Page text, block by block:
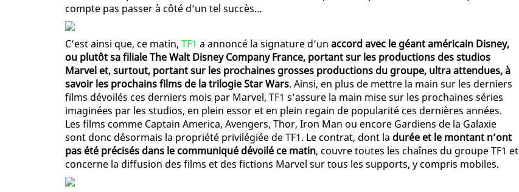
compte pas passer à côté d’un tel succès…
C’est ainsi que, ce matin, TF1 a annoncé la signature d’un accord avec le géant américain Disney,
ou plutôt sa filiale The Walt Disney Company France, portant sur les productions des studios
Marvel et, surtout, portant sur les prochaines grosses productions du groupe, ultra attendues, à
savoir les prochains films de la trilogie Star Wars. Ainsi, en plus de mettre la main sur les derniers
films dévoilés ces derniers mois par Marvel, TF1 s’assure la main mise sur les prochaines séries
imaginées par les studios, en plein essor et en plein regain de popularité ces dernières années.
Les films comme Captain America, Avengers, Thor, Iron Man ou encore Gardiens de la Galaxie
sont donc désormais la propriété privilégiée de TF1. Le contrat, dont la durée et le montant n’ont
pas été précisés dans le communiqué dévoilé ce matin, couvre toutes les chaînes du groupe TF1 et
concerne la diffusion des films et des fictions Marvel sur tous les supports, y compris mobiles.